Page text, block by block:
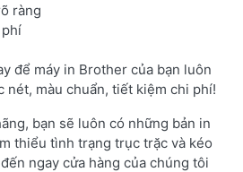
ràng
để máy in Brother của bạn luôn
nét, màu chuẩn, tiết kiệm chi phí!
bạn sẽ luôn có những bản in
thiểu tình trạng trục trặc và kéo
ngay cửa hàng của chúng tôi